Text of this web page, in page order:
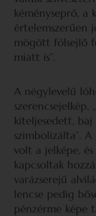
kéményseprő, a
értelemszerűen
mögött fölsejlő
miatt is”.
A négylevelű
kiteljesedett,
szimbolizálta”.
volt a jelképe, és
kapcsoltak
varázserejű
lencse pedig
pénzérme képe